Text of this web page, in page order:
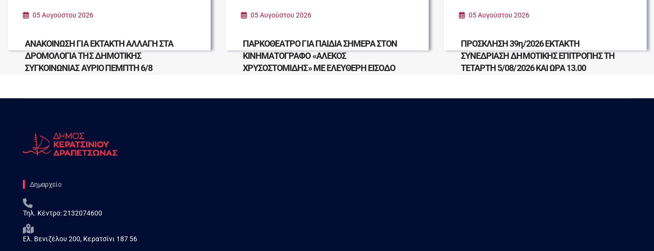
05 Αυγούστου 2026
ΑΝΑΚΟΙΝΩΣΗ ΓΙΑ ΕΚΤΑΚΤΗ ΑΛΛΑΓΗ ΣΤΑ
ΔΡΟΜΟΛΟΓΙΑ ΤΗΣ ΔΗΜΟΤΙΚΗΣ
ΣΥΓΚΟΙΝΩΝΙΑΣ ΑΥΡΙΟ ΠΕΜΠΤΗ 6/8
05 Αυγούστου 2026
ΠΑΡΚΟΘΕΑΤΡΟ ΓΙΑ ΠΑΙΔΙΑ ΣΗΜΕΡΑ ΣΤΟΝ
ΚΙΝΗΜΑΤΟΓΡΑΦΟ «ΑΛΕΚΟΣ
ΧΡΥΣΟΣΤΟΜΙΔΗΣ» ΜΕ ΕΛΕΥΘΕΡΗ ΕΙΣΟΔΟ
05 Αυγούστου 2026
ΠΡΟΣΚΛΗΣΗ 39η/2026 ΕΚΤΑΚΤΗ
ΣΥΝΕΔΡΙΑΣΗ ΔΗΜΟΤΙΚΗΣ ΕΠΙΤΡΟΠΗΣ ΤΗ
ΤΕΤΑΡΤΗ 5/08/2026 ΚΑΙ ΩΡΑ 13.00
Δημαρχείο
Τηλ. Κέντρο:2132074600
Ελ. Βενιζέλου 200, Κερατσίνι 187 56